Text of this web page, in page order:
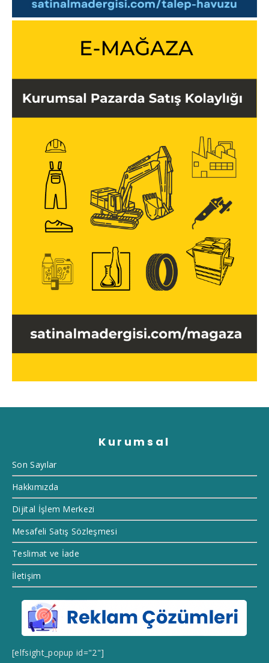
Kurumsal
Son Sayılar
Hakkımızda
Dijital İşlem Merkezi
Mesafeli Satış Sözleşmesi
Teslimat ve İade
İletişim
[elfsight_popup id="2"]